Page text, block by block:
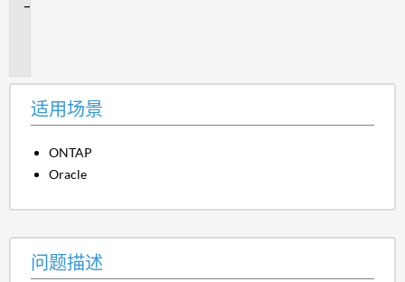
适用场景
ONTAP
Oracle
问题描述